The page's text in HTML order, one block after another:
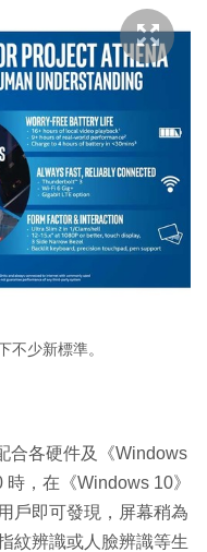
不少新標準。
合各硬件及《Windows
，在《Windows 10》
戶即可發現，屏幕稍為
紋辨識或人臉辨識等生